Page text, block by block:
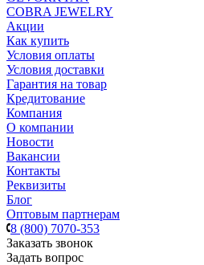
COBRA JEWELRY
Акции
Как купить
Условия оплаты
Условия доставки
Гарантия на товар
Кредитование
Компания
О компании
Новости
Вакансии
Контакты
Реквизиты
Блог
Оптовым партнерам
8 (800) 7070-353
Заказать звонок
Задать вопрос